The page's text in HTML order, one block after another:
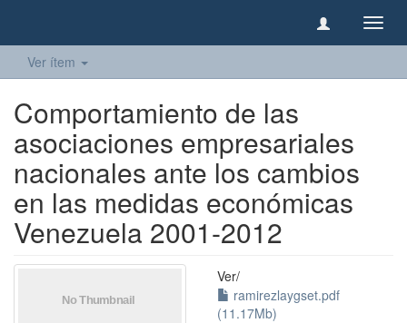
Ver ítem
Comportamiento de las
asociaciones empresariales
nacionales ante los cambios
en las medidas económicas
Venezuela 2001-2012
Ver/
ramirezlaygset.pdf
(11.17Mb)